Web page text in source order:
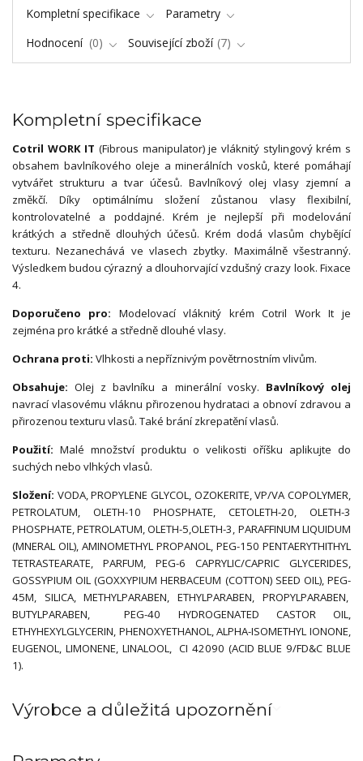
Kompletní specifikace
Parametry
Hodnocení
0 Související zboží 7
Kompletní specifikace
Cotril WORK IT (Fibrous manipulator) je vláknitý stylingový krém s
obsahem bavlníkového oleje a minerálních vosků, které pomáhají
vytvářet strukturu a tvar účesů. Bavlníkový olej vlasy zjemní a
změkčí. Díky optimálnímu složení zůstanou vlasy flexibilní,
kontrolovatelné a poddajné. Krém je nejlepší při modelování
krátkých a středně dlouhých účesů. Krém dodá vlasům chybějící
texturu. Nezanechává ve vlasech zbytky. Maximálně všestranný.
Výsledkem budou cýrazný a dlouhorvající vzdušný crazy look. Fixace
4.
Doporučeno pro: Modelovací vláknitý krém Cotril Work It je
zejména pro krátké a středně dlouhé vlasy.
Ochrana proti: Vlhkosti a nepříznivým povětrnostním vlivům.
Obsahuje: Olej z bavlníku a minerální vosky. Bavlníkový olej
navrací vlasovému vláknu přirozenou hydrataci a obnoví zdravou a
přirozenou texturu vlasů. Také brání zkrepatění vlasů.
Použití: Malé množství produktu o velikosti oříšku aplikujte do
suchých nebo vlhkých vlasů.
Složení: VODA, PROPYLENE GLYCOL, OZOKERITE, VP/VA COPOLYMER,
PETROLATUM, OLETH-10 PHOSPHATE, CETOLETH-20, OLETH-3
PHOSPHATE, PETROLATUM, OLETH-5,OLETH-3, PARAFFINUM LIQUIDUM
(MNERAL OIL), AMINOMETHYL PROPANOL, PEG-150 PENTAERYTHITHYL
TETRASTEARATE, PARFUM, PEG-6 CAPRYLIC/CAPRIC GLYCERIDES,
GOSSYPIUM OIL (GOXXYPIUM HERBACEUM (COTTON) SEED OIL), PEG-
45M, SILICA, METHYLPARABEN, ETHYLPARABEN, PROPYLPARABEN,
BUTYLPARABEN, PEG-40 HYDROGENATED CASTOR OIL,
ETHYHEXYLGLYCERIN, PHENOXYETHANOL, ALPHA-ISOMETHYL IONONE,
EUGENOL, LIMONENE, LINALOOL, CI 42090 (ACID BLUE 9/FD&C BLUE
1).
Výrobce a důležitá upozornění